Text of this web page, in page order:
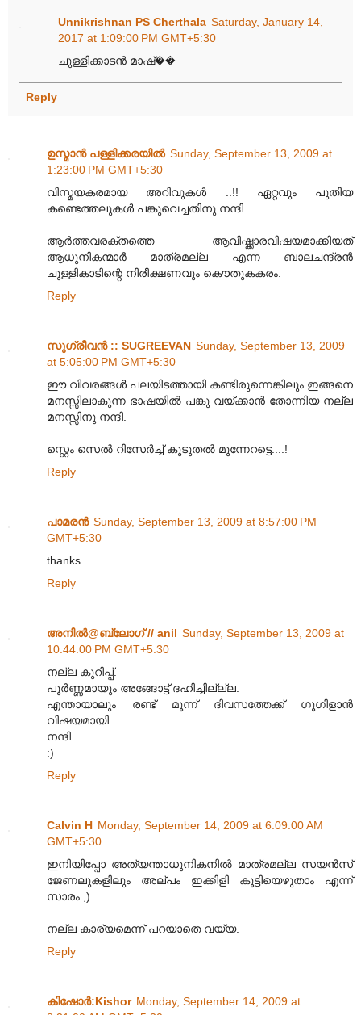
Unnikrishnan PS Cherthala Saturday, January 14,
2017 at 1:09:00 PM GMT+5:30
ചുള്ളിക്കാടൻ മാഷ്��
Reply
ഉസ്മാന്‍ പള്ളിക്കരയില്‍ Sunday, September 13, 2009 at
1:23:00 PM GMT+5:30
വിസ്മയകരമായ അറിവുകൾ‌ ..!! ഏറ്റവും‌ പുതിയ
കണ്ടെത്തലുകൾ‌ പങ്കുവെച്ചതിനു നന്ദി.
ആർ‌ത്തവരക്തത്തെ ആവിഷ്ക്കാരവിഷയമാക്കിയത്
ആധുനികന്മാർ മാത്രമല്ല എന്ന ബാലചന്ദ്രൻ
ചുള്ളികാടിന്റെ നിരീക്ഷണവും‌ കൌതുകകരം.
Reply
സുഗ്രീവന്‍ :: SUGREEVAN Sunday, September 13, 2009
at 5:05:00 PM GMT+5:30
ഈ വിവരങ്ങള്‍ പലയിടത്തായി കണ്ടിരുന്നെങ്കിലും ഇങ്ങനെ
മനസ്സിലാകുന്ന ഭാഷയില്‍ പങ്കു വയ്ക്കാന്‍ തോന്നിയ നല്ല
മനസ്സിനു നന്ദി.
സ്റ്റെം സെല്‍ റിസേര്‍ച്ച് കൂടുതല്‍ മുന്നേറട്ടെ....!
Reply
പാമരന്‍ Sunday, September 13, 2009 at 8:57:00 PM
GMT+5:30
thanks.
Reply
അനില്‍@ബ്ലോഗ് // anil Sunday, September 13, 2009 at
10:44:00 PM GMT+5:30
നല്ല കുറിപ്പ്.
പൂര്‍ണ്ണമായും അങ്ങോട്ട് ദഹിച്ചില്ല്ല.
എന്തായാലും രണ്ട് മൂന്ന് ദിവസത്തേക്ക് ഗൂഗിളാന്‍
വിഷയമായി.
നന്ദി.
:)
Reply
Calvin H Monday, September 14, 2009 at 6:09:00 AM
GMT+5:30
ഇനിയിപ്പോ അത്യന്താധുനികനിൽ മാത്രമല്ല സയൻസ്
ജേണലുകളിലും അല്പം ഇക്കിളി കൂട്ടിയെഴുതാം എന്ന്
സാരം ;)
നല്ല കാര്യമെന്ന് പറയാതെ വയ്യ.
Reply
കിഷോർ‍:Kishor Monday, September 14, 2009 at